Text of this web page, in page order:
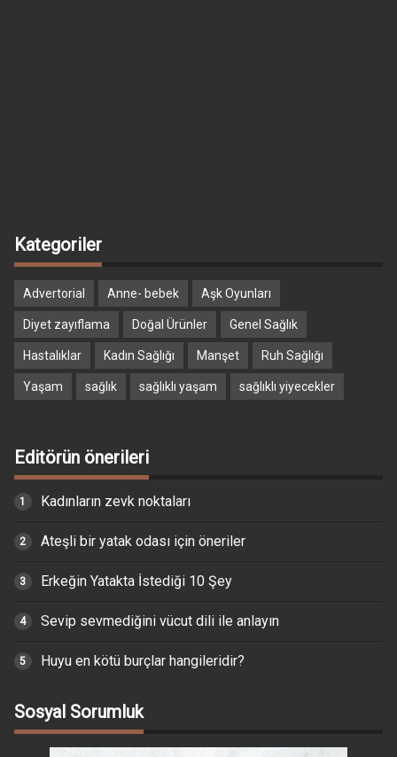
Kategoriler
Advertorial Anne- bebek Aşk Oyunları
Diyet zayıflama Doğal Ürünler Genel Sağlık
Hastalıklar Kadın Sağlığı Manşet Ruh Sağlığı
Yaşam sağlık sağlıklı yaşam sağlıklı yiyecekler
Editörün önerileri
Kadınların zevk noktaları
Ateşli bir yatak odası için öneriler
Erkeğin Yatakta İstediği 10 Şey
Sevip sevmediğini vücut dili ile anlayın
Huyu en kötü burçlar hangileridir?
Sosyal Sorumluk